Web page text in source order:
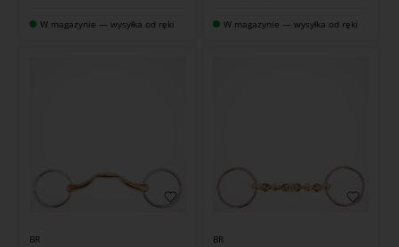
W magazynie — wysyłka od ręki W magazynie — wysyłka od ręki
BR BR